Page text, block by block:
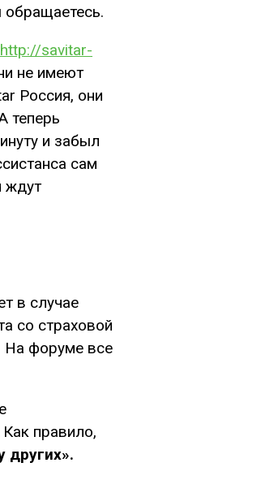
обращаетесь.
http://savitar-
не имеют
Россия, они
теперь
и забыл
сам
ждут
в случае
со страховой
На форуме все
правило,
других».